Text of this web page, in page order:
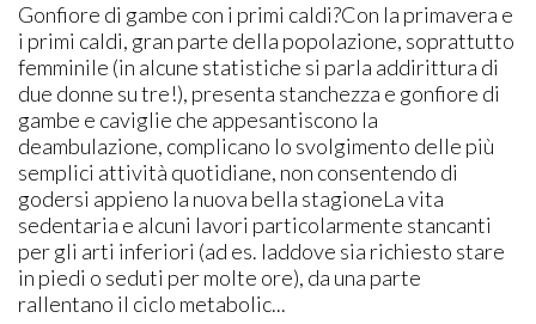
Gonfiore di gambe con i primi caldi?Con la primavera e
i primi caldi, gran parte della popolazione, soprattutto
femminile (in alcune statistiche si parla addirittura di
due donne su tre!), presenta stanchezza e gonfiore di
gambe e caviglie che appesantiscono la
deambulazione, complicano lo svolgimento delle più
semplici attività quotidiane, non consentendo di
godersi appieno la nuova bella stagioneLa vita
sedentaria e alcuni lavori particolarmente stancanti
per gli arti inferiori (ad es. laddove sia richiesto stare
in piedi o seduti per molte ore), da una parte
rallentano il ciclo metabolic...